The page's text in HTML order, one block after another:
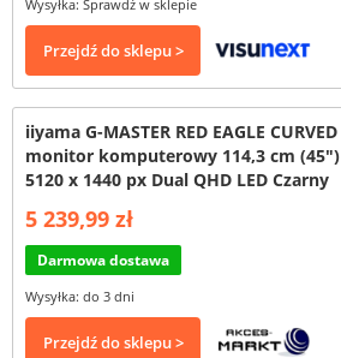
Wysyłka: Sprawdź w sklepie
Przejdź do sklepu >
iiyama G-MASTER RED EAGLE CURVED
monitor komputerowy 114,3 cm (45")
5120 x 1440 px Dual QHD LED Czarny
5 239,99 zł
Darmowa dostawa
Wysyłka: do 3 dni
Przejdź do sklepu >